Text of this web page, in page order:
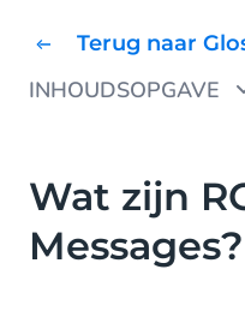
Terug naar
INHOUDSOPGAVE
Use cases voor
1. Beveiliging en
Wat zijn
Messages?